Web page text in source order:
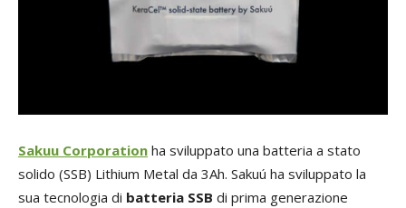
Sakuu Corporation ha sviluppato una batteria a stato
solido (SSB) Lithium Metal da 3Ah. Sakuú ha sviluppato la
sua tecnologia di batteria SSB di prima generazione